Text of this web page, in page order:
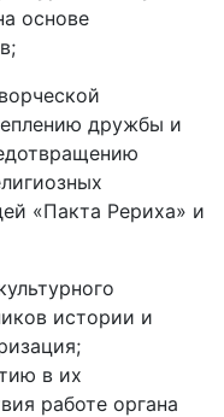
основе
дружбы и
«Пакта Рериха» и
истории и
в их
работе органа